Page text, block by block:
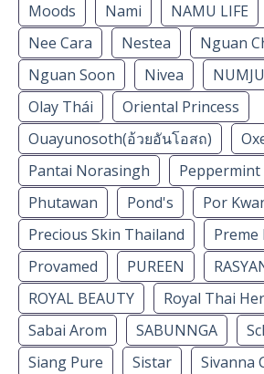
Moods
Nami NAMU LIFE
Nee Cara
Nestea
Nguan
Nguan Soon
Nivea NUMJU
Olay Thái
Oriental Princess
Ouayunosoth(อ้วยอันโอสถ)
Pantai Norasingh
Peppermint
Phutawan
Pond's
Por
Precious Skin Thailand
Preme
Provamed
PUREEN
ROYAL BEAUTY
Royal Thai
Sabai Arom
SABUNNGA
Siang Pure
Sistar
Sivanna